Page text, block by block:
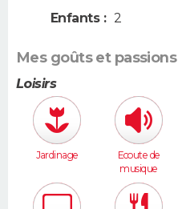
Enfants : 2
Mes goûts et passions
Loisirs
Jardinage
Ecoute de
musique